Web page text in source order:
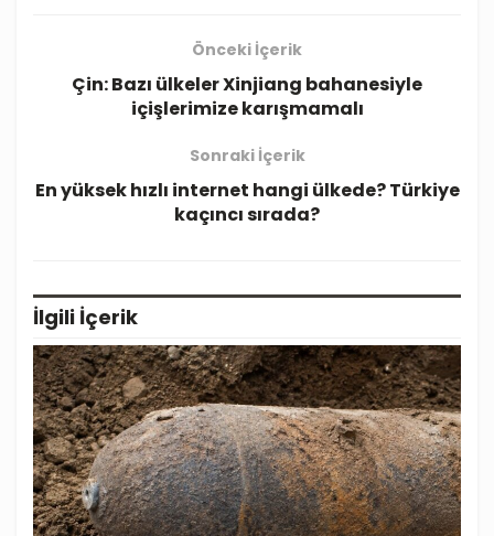
Önceki İçerik
Çin: Bazı ülkeler Xinjiang bahanesiyle
içişlerimize karışmamalı
Sonraki İçerik
En yüksek hızlı internet hangi ülkede? Türkiye
kaçıncı sırada?
İlgili İçerik